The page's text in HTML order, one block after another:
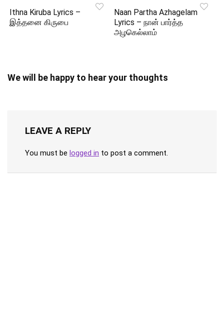
Ithna Kiruba Lyrics –
இத்தனை கிருபை
Naan Partha Azhagelam
Lyrics – நான் பார்த்த
அழகெல்லாம்
We will be happy to hear your thoughts
LEAVE A REPLY
You must be logged in to post a comment.